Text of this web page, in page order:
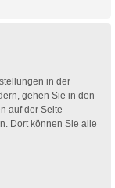
in der
gehen Sie in den
auf der Seite
Dort können Sie alle